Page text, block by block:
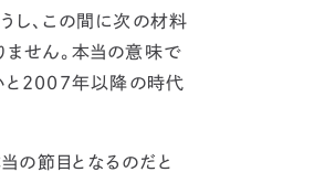
し、この間に次の材料
ません。本当の意味で
と2007年以降の時代
の節目となるのだと